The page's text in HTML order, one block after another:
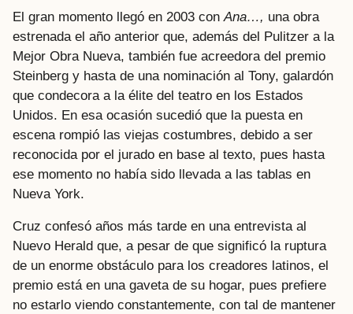
El gran momento llegó en 2003 con Ana…, una obra
estrenada el año anterior que, además del Pulitzer a la
Mejor Obra Nueva, también fue acreedora del premio
Steinberg y hasta de una nominación al Tony, galardón
que condecora a la élite del teatro en los Estados
Unidos. En esa ocasión sucedió que la puesta en
escena rompió las viejas costumbres, debido a ser
reconocida por el jurado en base al texto, pues hasta
ese momento no había sido llevada a las tablas en
Nueva York.
Cruz confesó años más tarde en una entrevista al
Nuevo Herald que, a pesar de que significó la ruptura
de un enorme obstáculo para los creadores latinos, el
premio está en una gaveta de su hogar, pues prefiere
no estarlo viendo constantemente, con tal de mantener